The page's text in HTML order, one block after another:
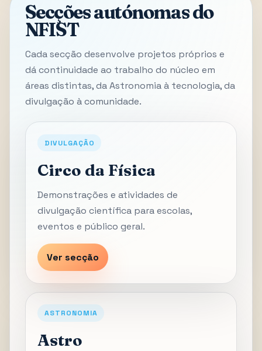
Secções autónomas do
NFIST
Cada secção desenvolve projetos próprios e
dá continuidade ao trabalho do núcleo em
áreas distintas, da Astronomia à tecnologia, da
divulgação à comunidade.
DIVULGAÇÃO
Circo da Física
Demonstrações e atividades de
divulgação científica para escolas,
eventos e público geral.
Ver secção
ASTRONOMIA
Astro